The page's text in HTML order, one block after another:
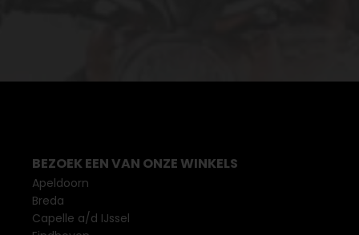
BEZOEK EEN VAN ONZE WINKELS
Apeldoorn
Breda
Capelle a/d IJssel